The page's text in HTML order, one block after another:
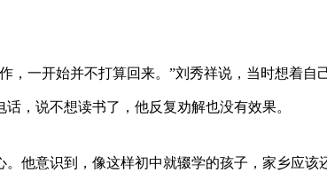
，一开始并不打算回来。”刘秀祥说，当时想着自
，说不想读书了，他反复劝解也没有效果。
他意识到，像这样初中就辍学的孩子，家乡应该